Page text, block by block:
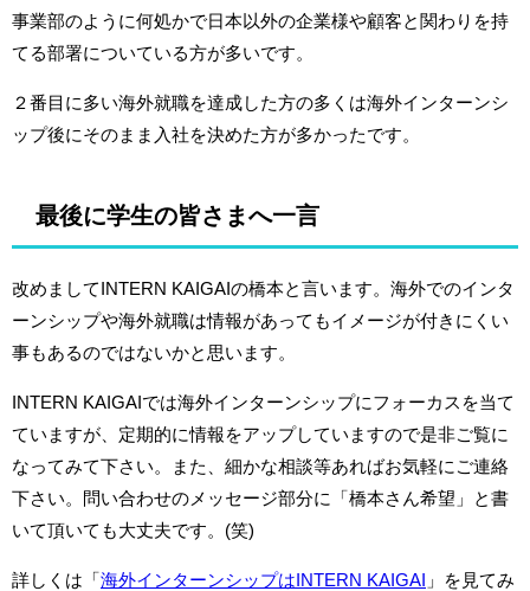
事業部のように何処かで日本以外の企業様や顧客と関わりを持
てる部署についている方が多いです。
２番目に多い海外就職を達成した方の多くは海外インターンシ
ップ後にそのまま入社を決めた方が多かったです。
最後に学生の皆さまへ一言
改めましてINTERN KAIGAIの橋本と言います。海外でのインタ
ーンシップや海外就職は情報があってもイメージが付きにくい
事もあるのではないかと思います。
INTERN KAIGAIでは海外インターンシップにフォーカスを当て
ていますが、定期的に情報をアップしていますので是非ご覧に
なってみて下さい。また、細かな相談等あればお気軽にご連絡
下さい。問い合わせのメッセージ部分に「橋本さん希望」と書
いて頂いても大丈夫です。(笑)
詳しくは「 海外インターンシップはINTERN KAIGAI 」を見てみ